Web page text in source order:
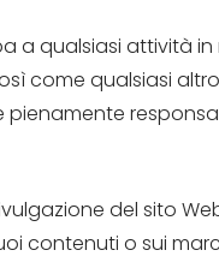
a qualsiasi attività
come qualsiasi
del sito
contenuti o sui